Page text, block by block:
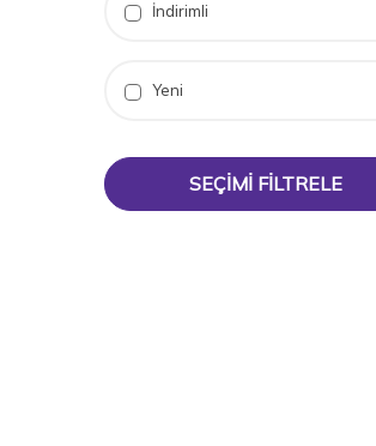
İndirimli
Yeni
SEÇIMI FILTRELE